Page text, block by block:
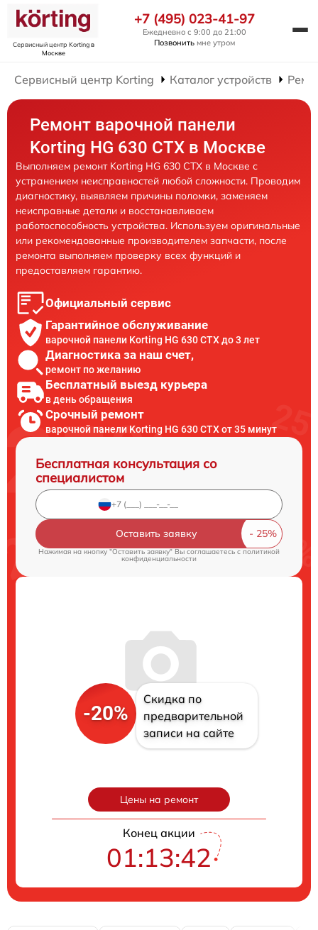
Сервисный центр Kortingв
Москве
+7 (495) 023-41-97
Ежедневно с 9:00 до 21:00
Позвонить мне утром
Сервисный центр Korting Каталог устройств
Ремонт варочной панели
Korting HG 630 CTX в Москве
Выполняем ремонт Korting HG 630 CTX в Москве с
устранением неисправностей любой сложности. Проводим
диагностику, выявляем причины поломки, заменяем
неисправные детали и восстанавливаем
работоспособность устройства. Используем оригинальные
или рекомендованные производителем запчасти, после
ремонта выполняем проверку всех функций и
предоставляем гарантию.
Официальный сервис
Гарантийное обслуживание
варочной панели Korting HG 630 CTX до 3 лет
Диагностика за наш счет,
ремонт по желанию
Бесплатный выезд курьера
в день обращения
Срочный ремонт
варочной панели Korting HG 630 CTX от 35 минут
Бесплатная консультация со
специалистом
Оставить заявку
Нажимая на кнопку "Оставить заявку" Вы соглашаетесь cполитикой
конфиденциальности
-20%
Скидка по
предварительной
записи на сайте
Цены на ремонт
Конец акции
01:13:41